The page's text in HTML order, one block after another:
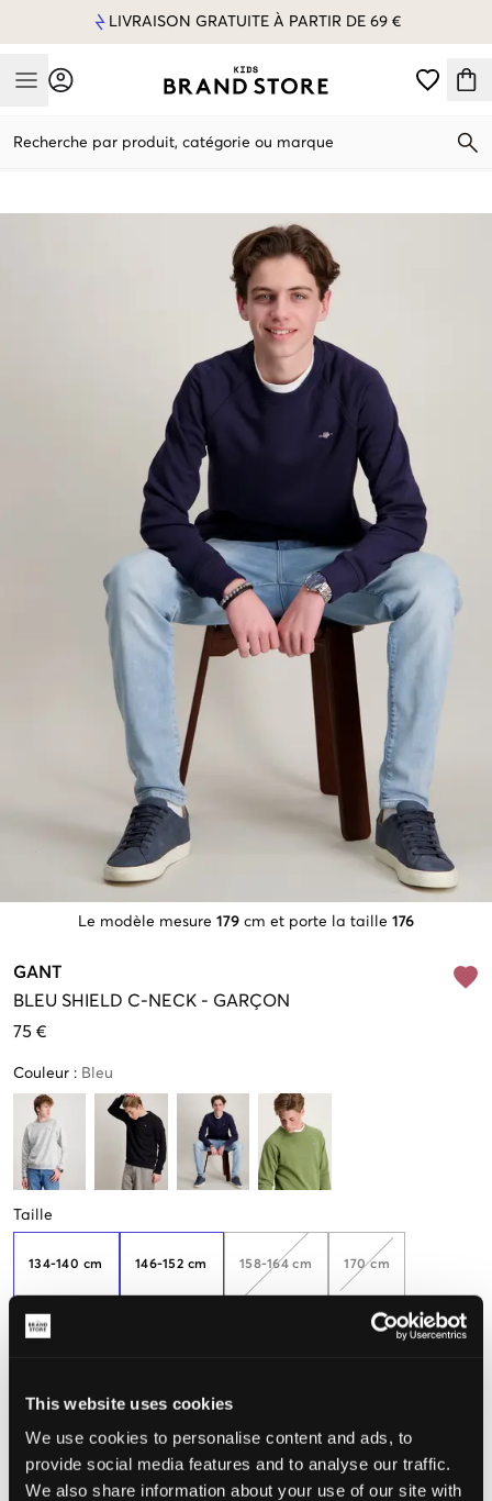
This website uses cookies
We use cookies to personalise content and ads, to
provide social media features and to analyse our traffic.
We also share information about your use of our site with
LIVRAISON GRATUITE À PARTIR DE 69 €
Mobile Menu
Recherche par produit, catégorie ou marque
Le modèle mesure 179 cm et porte la taille 176
GANT
BLEU SHIELD C-NECK - GARÇON
75 €
Couleur : Bleu
Taille
134-140 cm 146-152 cm 158-164 cm 170 cm
176 cm
Taille perçue
Petit Parfait Grande